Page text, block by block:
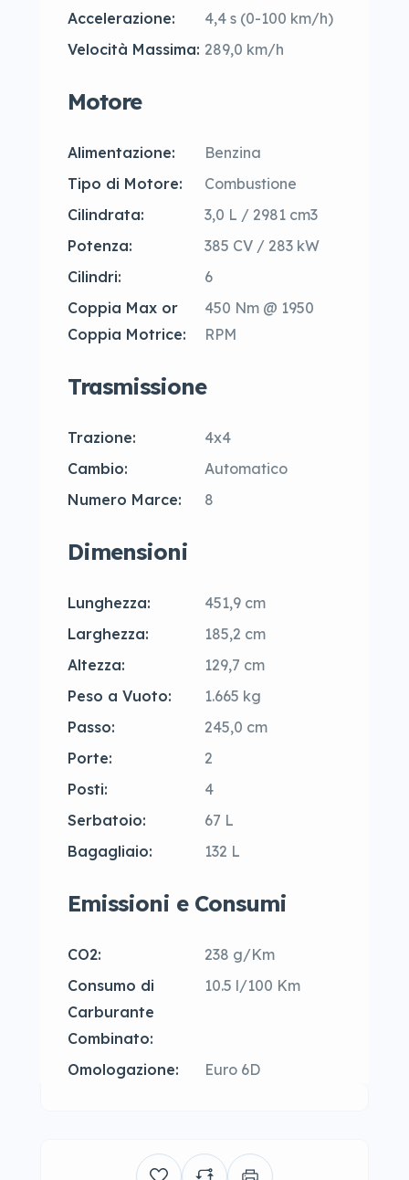
Accelerazione:
4,4 s (0-100 km/h)
Velocità Massima: 289,0 km/h
Motore
Alimentazione:
Benzina
Tipo di Motore:
Combustione
Cilindrata:
3,0 L / 2981 cm3
Potenza:
385 CV / 283 kW
Cilindri:
6
Coppia Max or
Coppia Motrice:
450 Nm @ 1950
RPM
Trasmissione
Trazione:
4x4
Cambio:
Automatico
Numero Marce:
8
Dimensioni
Lunghezza:
451,9 cm
Larghezza:
185,2 cm
Altezza:
129,7 cm
Peso a Vuoto:
1.665 kg
Passo:
245,0 cm
Porte:
2
Posti:
4
Serbatoio:
67 L
Bagagliaio:
132 L
Emissioni e Consumi
CO2:
238 g/Km
Consumo di
Carburante
Combinato:
10.5 l/100 Km
Omologazione: Euro 6D